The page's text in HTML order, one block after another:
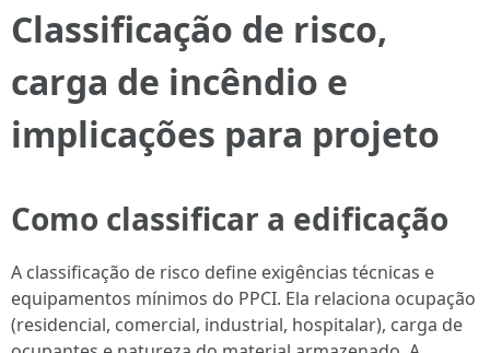
Classificação de risco,
carga de incêndio e
implicações para projeto
Como classificar a edificação
A classificação de risco define exigências técnicas e
equipamentos mínimos do PPCI. Ela relaciona ocupação
(residencial, comercial, industrial, hospitalar), carga de